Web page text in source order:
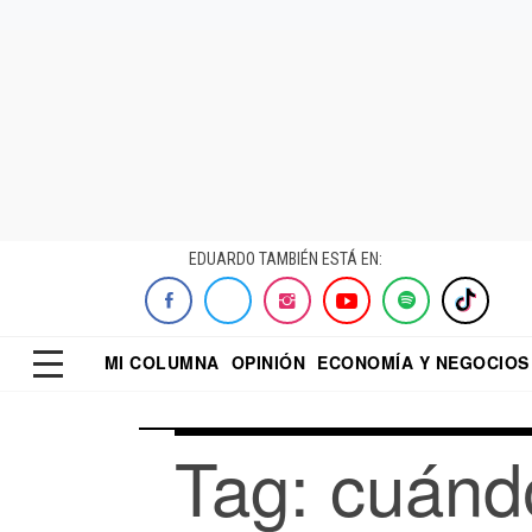
EDUARDO TAMBIÉN ESTÁ EN:
MI COLUMNA OPINIÓN ECONOMÍA Y NEGOCIOS
Tag: